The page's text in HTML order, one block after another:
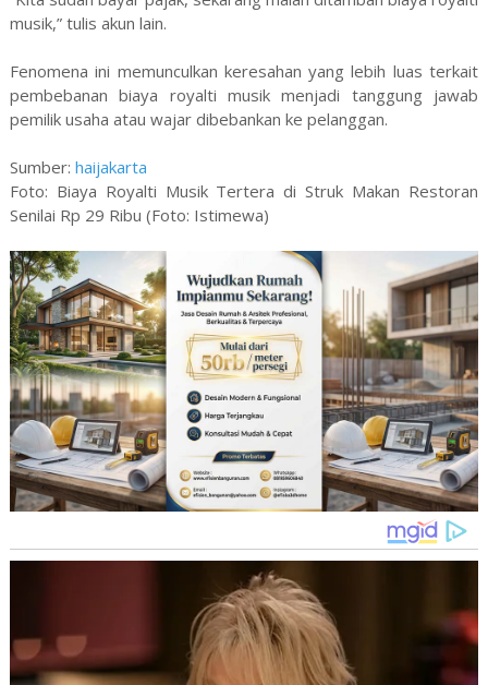
musik,” tulis akun lain.
Fenomena ini memunculkan keresahan yang lebih luas terkait
pembebanan biaya royalti musik menjadi tanggung jawab
pemilik usaha atau wajar dibebankan ke pelanggan.
Sumber: haijakarta
Foto: Biaya Royalti Musik Tertera di Struk Makan Restoran
Senilai Rp 29 Ribu (Foto: Istimewa)